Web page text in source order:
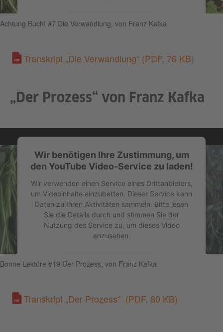
Mehr Informationen
Achtung Buch! #7 Die Verwandlung, von Franz Kafka
Transkript „Die Verwandlung“ (PDF, 76 KB)
„Der Prozess“ von Franz Kafka
Wir benötigen Ihre Zustimmung, um
den YouTube Video-Service zu laden!
Wir verwenden einen Service eines Drittanbieters,
um Videoinhalte einzubetten. Dieser Service kann
Daten zu Ihren Aktivitäten sammeln. Bitte lesen
Sie die Details durch und stimmen Sie der
Nutzung des Service zu, um dieses Video
anzusehen.
Mehr Informationen
Bonne Lektüre #19 Der Prozess, von Franz Kafka
Transkript „Der Prozess“ (PDF, 80 KB)